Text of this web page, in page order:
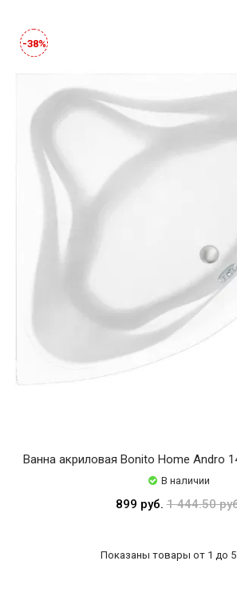
-38%
Ванна акриловая Bonito Home Andro
В наличии
899 руб.1 444.50
Показаны товары от 1 до 5